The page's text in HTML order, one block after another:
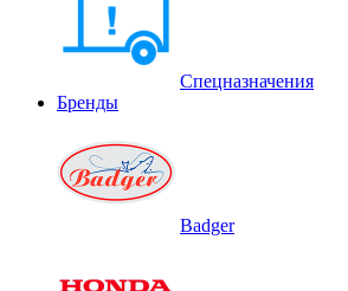
Спецназначения
Бренды
Badger